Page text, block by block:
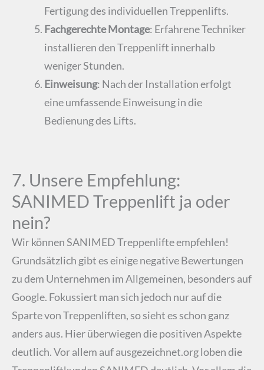
Fertigung des individuellen Treppenlifts​.
Fachgerechte Montage: Erfahrene Techniker
installieren den Treppenlift innerhalb
weniger Stunden.
Einweisung: Nach der Installation erfolgt
eine umfassende Einweisung in die
Bedienung des Lifts​.
7. Unsere Empfehlung:
SANIMED Treppenlift ja oder
nein?
Wir können SANIMED Treppenlifte empfehlen!
Grundsätzlich gibt es einige negative Bewertungen
zu dem Unternehmen im Allgemeinen, besonders auf
Google. Fokussiert man sich jedoch nur auf die
Sparte von Treppenliften, so sieht es schon ganz
anders aus. Hier überwiegen die positiven Aspekte
deutlich. Vor allem auf ausgezeichnet.org loben die